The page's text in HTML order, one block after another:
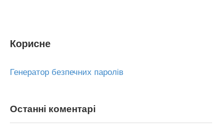
Корисне
Генератор безпечних паролів
Останні коментарі